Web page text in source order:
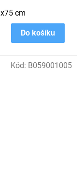
Do košíku
cm
Kód: B059001005